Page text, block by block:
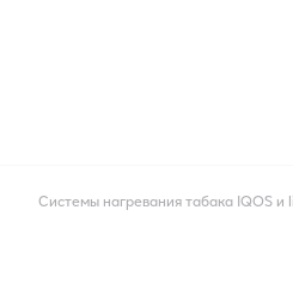
Системы нагревания табака IQOS и